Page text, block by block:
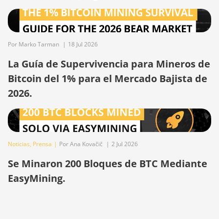
BITMAIN AntMiner Z15j
Hyd. (152Th)
BITMAIN Antminer S19
Hydro (158Th)
Hyd (255Th)
BITMAIN Antminer S19j
(100TH)
(90Th)
BITMAIN Antminer S19j
Por Marko Tarman | 18 Jul 2026
La Guía de Supervivencia para Mineros de
Bitcoin del 1% para el Mercado Bajista de
2026.
Noticias, Prensa | Por Ana Kovačič | 2 Jul 2026
Se Minaron 200 Bloques de BTC Mediante
EasyMining.